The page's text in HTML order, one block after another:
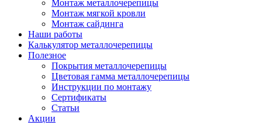
Монтаж металлочерепицы
Монтаж мягкой кровли
Монтаж сайдинга
Наши работы
Калькулятор металлочерепицы
Полезное
Покрытия металлочерепицы
Цветовая гамма металлочерепицы
Инструкции по монтажу
Сертификаты
Статьи
Акции